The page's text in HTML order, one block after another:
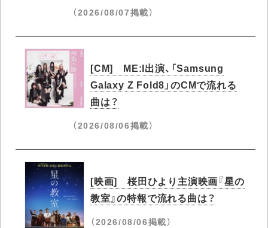
（2026/08/07掲載）
[CM] ME:I出演、「Samsung
Galaxy Z Fold8」のCMで流れる
曲は？
（2026/08/06掲載）
[映画] 桜田ひより主演映画『星の
教室』の特報で流れる曲は？
（2026/08/06掲載）